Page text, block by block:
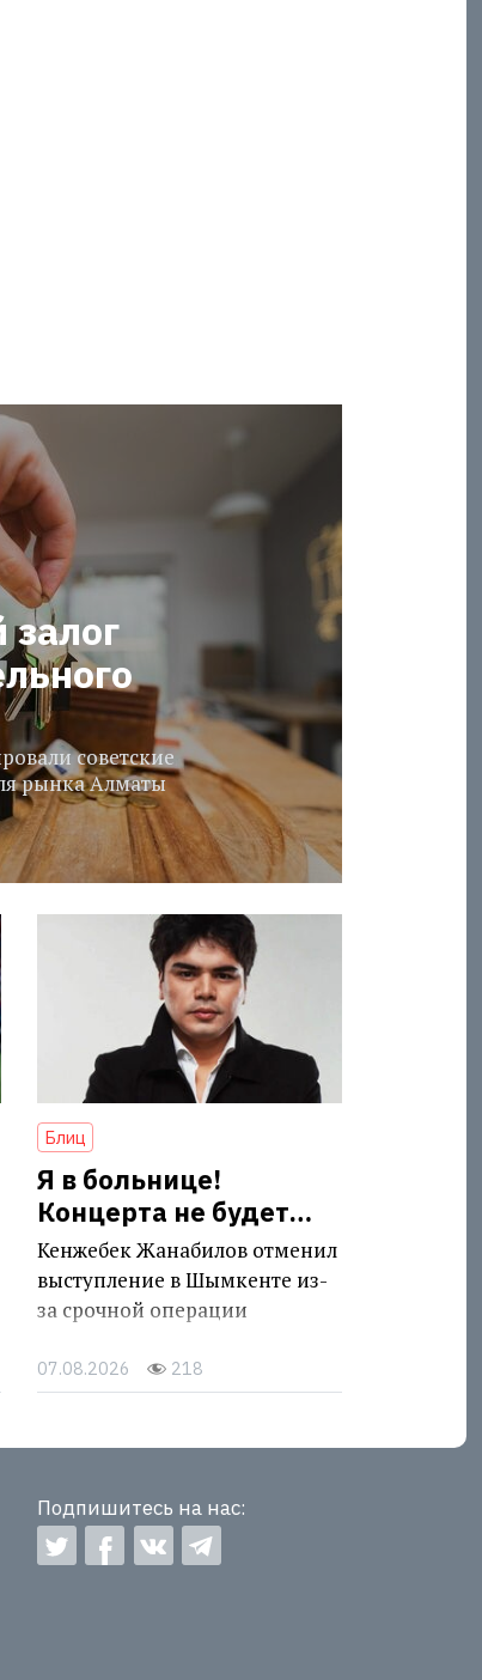
залог
советские
рынка Алматы
Блиц
Я в больнице!
Концерта не будет…
Кенжебек Жанабилов отменил
выступление в Шымкенте из-
за срочной операции
07.08.2026 218
Подпишитесь на нас: